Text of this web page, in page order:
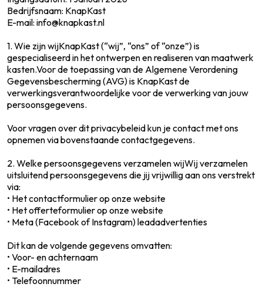
Bedrijfsnaam: KnapKast
E-mail: info@knapkast.nl
1. Wie zijn wijKnapKast (“wij”, “ons” of “onze”) is
gespecialiseerd in het ontwerpen en realiseren van maatwerk
kasten.Voor de toepassing van de Algemene Verordening
Gegevensbescherming (AVG) is KnapKast de
verwerkingsverantwoordelijke voor de verwerking van jouw
persoonsgegevens.
Voor vragen over dit privacybeleid kun je contact met ons
opnemen via bovenstaande contactgegevens.
2. Welke persoonsgegevens verzamelen wijWij verzamelen
uitsluitend persoonsgegevens die jij vrijwillig aan ons verstrekt
via:
• Het contactformulier op onze website
• Het offerteformulier op onze website
• Meta (Facebook of Instagram) leadadvertenties
Dit kan de volgende gegevens omvatten:
• Voor- en achternaam
• E-mailadres
• Telefoonnummer